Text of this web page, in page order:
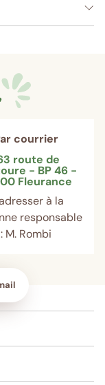
courrier
route de
- BP 46 -
Fleurance
à la
responsable
: M. Rombi